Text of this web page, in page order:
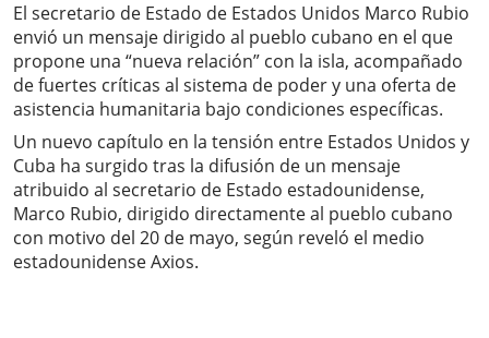
El secretario de Estado de Estados Unidos Marco Rubio
envió un mensaje dirigido al pueblo cubano en el que
propone una “nueva relación” con la isla, acompañado
de fuertes críticas al sistema de poder y una oferta de
asistencia humanitaria bajo condiciones específicas.
Un nuevo capítulo en la tensión entre Estados Unidos y
Cuba ha surgido tras la difusión de un mensaje
atribuido al secretario de Estado estadounidense,
Marco Rubio, dirigido directamente al pueblo cubano
con motivo del 20 de mayo, según reveló el medio
estadounidense Axios.